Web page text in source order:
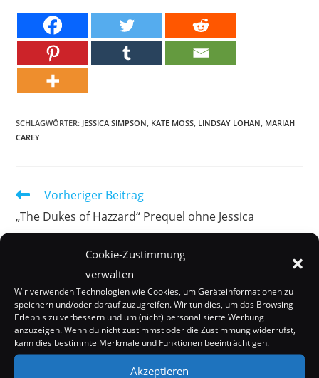
Cookie-Zustimmung
verwalten
Wir verwenden Technologien wie Cookies, um Geräteinformationen zu
speichern und/oder darauf zuzugreifen. Wir tun dies, um das Browsing-
Erlebnis zu verbessern und um (nicht) personalisierte Werbung
anzuzeigen. Wenn du nicht zustimmst oder die Zustimmung widerrufst,
kann dies bestimmte Merkmale und Funktionen beeinträchtigen.
Akzeptieren
SCHLAGWÖRTER: JESSICA SIMPSON, KATE MOSS, LINDSAY LOHAN, MARIAH
CAREY
Weitere
ansehen
Vorheriger Beitrag
„The Dukes of Hazzard“ Prequel ohne Jessica
Simpson
Nächster Beitrag
Jessica Simpson will Brust-OP, irgendwann…
DAS KÖNNTE DIR AUCH GEFALLEN